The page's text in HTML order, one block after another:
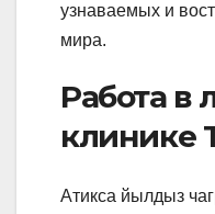
узнаваемых и
мира.
Работа в
клинике
Атикса йылдыз